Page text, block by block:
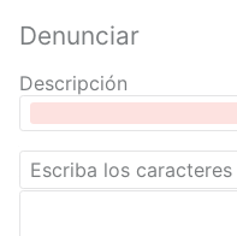
Denunciar
Descripción